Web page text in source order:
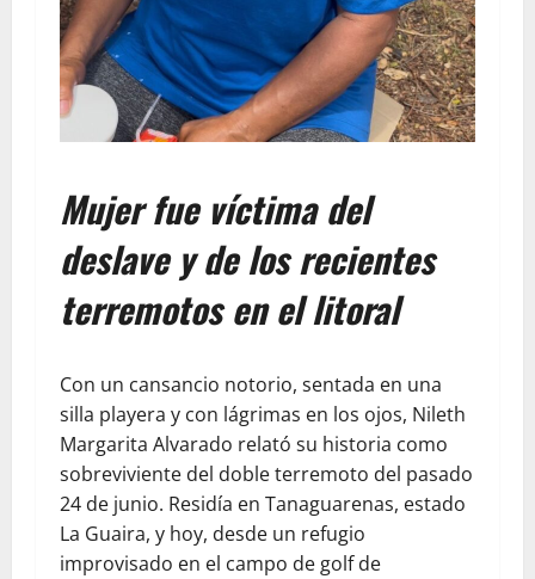
​Mujer fue víctima del
deslave y de los recientes
terremotos en el litoral
​Con un cansancio notorio, sentada en una
silla playera y con lágrimas en los ojos, Nileth
Margarita Alvarado relató su historia como
sobreviviente del doble terremoto del pasado
24 de junio. Residía en Tanaguarenas, estado
La Guaira, y hoy, desde un refugio
improvisado en el campo de golf de